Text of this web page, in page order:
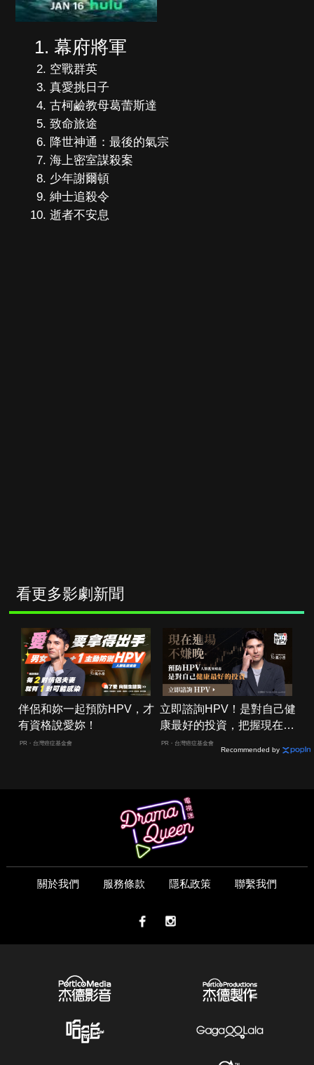
幕府將軍
空戰群英
真愛挑日子
古柯鹼教母葛蕾斯達
致命旅途
降世神通：最後的氣宗
海上密室謀殺案
少年謝爾頓
紳士追殺令
逝者不安息
看更多影劇新聞
伴侶和妳一起預防HPV，才
有資格說愛妳！
PR・台灣癌症基金會
立即諮詢HPV！是對自己健
康最好的投資，把握現在不
嫌晚！
PR・台灣癌症基金會
Recommended by
關於我們 服務條款 隱私政策 聯繫我們